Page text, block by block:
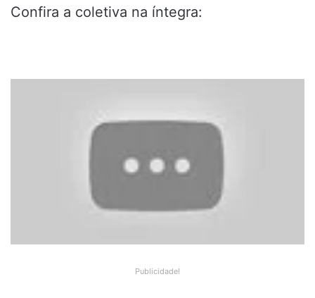
Confira a coletiva na íntegra:
Publicidade!